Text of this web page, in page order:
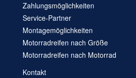
Zahlungsmöglichkeiten
Service-Partner
Montagemöglichkeiten
Motorradreifen nach Größe
Motorradreifen nach Motorrad
Kontakt